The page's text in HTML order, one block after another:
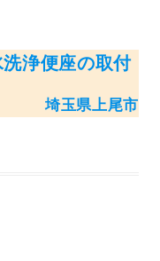
洗浄便座の取付
埼玉県上尾市